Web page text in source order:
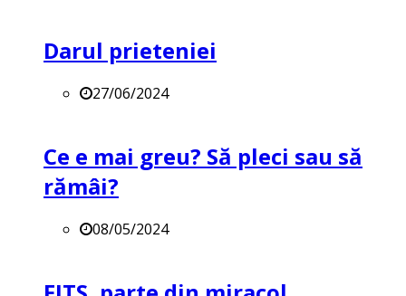
Darul prieteniei
27/06/2024
Ce e mai greu? Să pleci sau să
rămâi?
08/05/2024